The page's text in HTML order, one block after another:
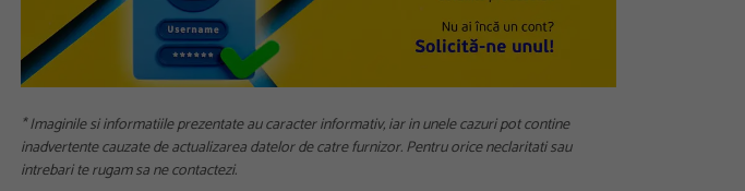
* Imaginile si informatiile prezentate au caracter informativ, iar in unele cazuri pot contine
inadvertente cauzate de actualizarea datelor de catre furnizor. Pentru orice neclaritati sau
intrebari te rugam sa ne contactezi.